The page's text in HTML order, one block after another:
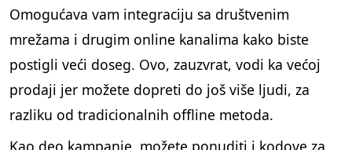
Omogućava vam integraciju sa društvenim
mrežama i drugim online kanalima kako biste
postigli veći doseg. Ovo, zauzvrat, vodi ka većoj
prodaji jer možete dopreti do još više ljudi, za
razliku od tradicionalnih offline metoda.
Kao deo kampanje, možete ponuditi i kodove za